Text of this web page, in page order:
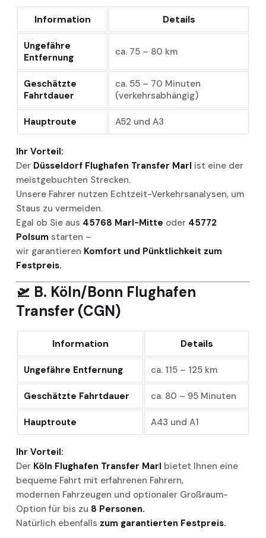
Information Details
Ungefähre
Entfernung
ca. 75 – 80 km
Geschätzte
Fahrtdauer
ca. 55 – 70 Minuten
(verkehrsabhängig)
Hauptroute A52 und A3
Ihr Vorteil:
Der Düsseldorf Flughafen Transfer Marl ist eine der
meistgebuchten Strecken.
Unsere Fahrer nutzen Echtzeit-Verkehrsanalysen, um
Staus zu vermeiden.
Egal ob Sie aus 45768 Marl-Mitte oder 45772
Polsum starten –
wir garantieren Komfort und Pünktlichkeit zum
Festpreis.
🛫 B. Köln/Bonn Flughafen
Transfer (CGN)
Information Details
Ungefähre Entfernung ca. 115 – 125 km
Geschätzte Fahrtdauer ca. 80 – 95 Minuten
Hauptroute A43 und A1
Ihr Vorteil:
Der Köln Flughafen Transfer Marl bietet Ihnen eine
bequeme Fahrt mit erfahrenen Fahrern,
modernen Fahrzeugen und optionaler Großraum-
Option für bis zu 8 Personen.
Natürlich ebenfalls zum garantierten Festpreis.